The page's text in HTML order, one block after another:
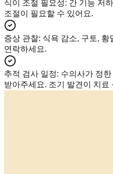
식이 조절 필요성: 간 기능 저
조절이 필요할 수 있어요.
증상 관찰: 식욕 감소, 구토, 황
연락하세요.
추적 검사 일정: 수의사가 정
받아주세요. 조기 발견이 치료